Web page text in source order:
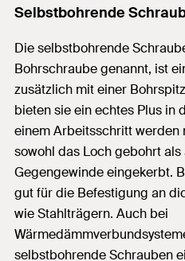
Selbstbohrende
Die selbstbohrende
Bohrschraube genannt, ist
zusätzlich mit einer
bieten sie ein echtes Plus in
einem Arbeitsschritt werden
sowohl das Loch gebohrt
Gegengewinde eingekerbt.
gut für die Befestigung an
wie Stahlträgern. Auch bei
selbstbohrende Schrauben